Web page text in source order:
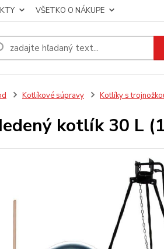
VŠETKO O NÁKUPE
Kotlíkové súpravy Kotlíky s
kotlík 30 L